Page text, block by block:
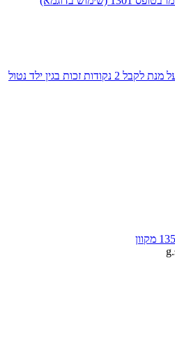
כיצד להגיש טופס 116א על מנת לקבל 2 נקודות זכות בגין ילד נטול